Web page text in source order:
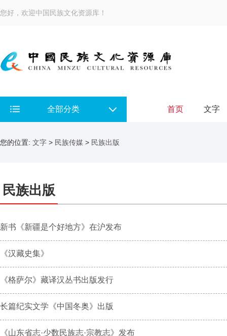
您好，欢迎中国民族文化资源库！
全部分类 首页 文字
您的位置: 文字 > 民族传媒 > 民族出版
民族出版
新书《新疆是个好地方》在沪发布
《汉藏史集》
《格萨尔》藏译汉丛书出版发行
长篇纪实文学《中国冬奥》出版
《山东省志·少数民族志·宗教志》发布